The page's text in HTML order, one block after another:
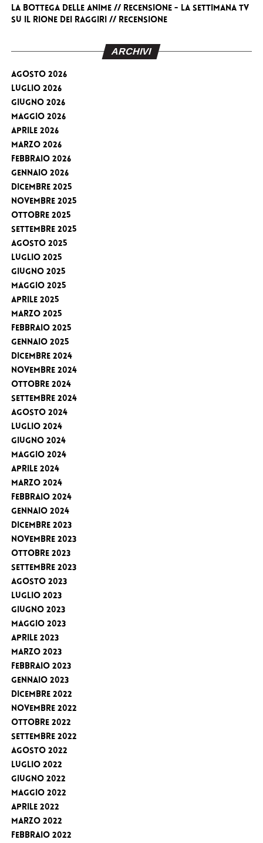
La Bottega delle Anime // RECENSIONE - La Settimana TV
su Il Rione dei Raggiri // RECENSIONE
ARCHIVI
Agosto 2026
Luglio 2026
Giugno 2026
Maggio 2026
Aprile 2026
Marzo 2026
Febbraio 2026
Gennaio 2026
Dicembre 2025
Novembre 2025
Ottobre 2025
Settembre 2025
Agosto 2025
Luglio 2025
Giugno 2025
Maggio 2025
Aprile 2025
Marzo 2025
Febbraio 2025
Gennaio 2025
Dicembre 2024
Novembre 2024
Ottobre 2024
Settembre 2024
Agosto 2024
Luglio 2024
Giugno 2024
Maggio 2024
Aprile 2024
Marzo 2024
Febbraio 2024
Gennaio 2024
Dicembre 2023
Novembre 2023
Ottobre 2023
Settembre 2023
Agosto 2023
Luglio 2023
Giugno 2023
Maggio 2023
Aprile 2023
Marzo 2023
Febbraio 2023
Gennaio 2023
Dicembre 2022
Novembre 2022
Ottobre 2022
Settembre 2022
Agosto 2022
Luglio 2022
Giugno 2022
Maggio 2022
Aprile 2022
Marzo 2022
Febbraio 2022